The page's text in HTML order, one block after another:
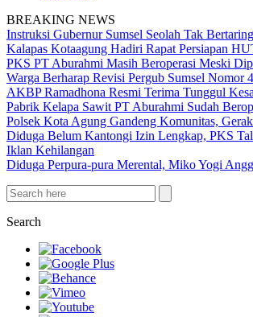
BREAKING NEWS
Instruksi Gubernur Sumsel Seolah Tak
Kalapas Kotaagung Hadiri Rapat Persiapan
PKS PT Aburahmi Masih Beroperasi Meski
Warga Berharap Revisi Pergub Sumsel
AKBP Ramadhona Resmi Terima Tunggul
Pabrik Kelapa Sawit PT Aburahmi Sudah
Polsek Kota Agung Gandeng Komunitas,
Diduga Belum Kantongi Izin Lengkap, PKS
Iklan Kehilangan
Diduga Perpura-pura Merental, Miko Yogi
Search